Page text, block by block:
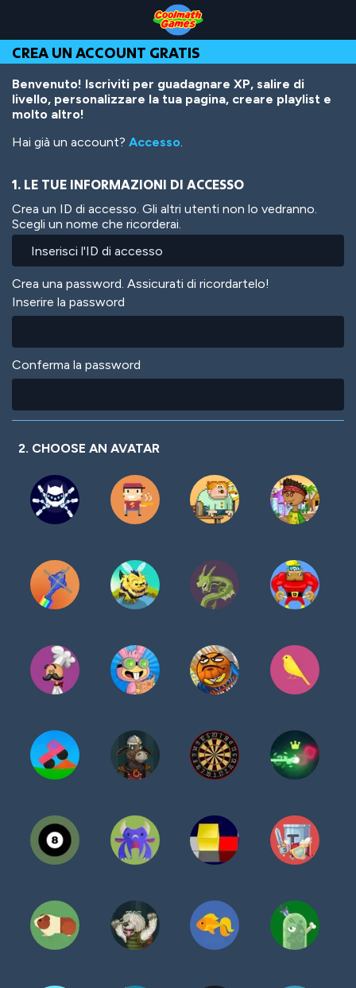
Top
of
Page
Navigation
Main
Content
Footer
contenuto
principale
CREA UN ACCOUNT GRATIS
Benvenuto! Iscriviti per guadagnare XP, salire di
livello, personalizzare la tua pagina, creare playlist e
molto altro!
Hai già un account? Accesso.
1. LE TUE INFORMAZIONI DI ACCESSO
Crea un ID di accesso. Gli altri utenti non lo vedranno.
Scegli un nome che ricorderai.
Crea una password. Assicurati di ricordartelo!
Inserire la password
Conferma la password
2. CHOOSE AN AVATAR